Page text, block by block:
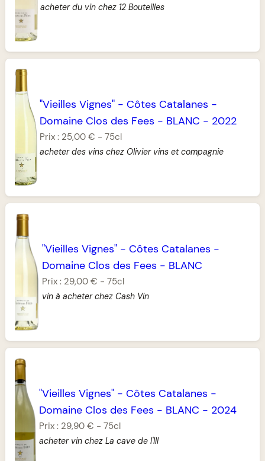
acheter du vin chez 12 Bouteilles
"Vieilles Vignes" - Côtes Catalanes -
Domaine Clos des Fees - BLANC - 2022
Prix : 25,00 € -75cl
acheter des vins chez Olivier vins et compagnie
"Vieilles Vignes" - Côtes Catalanes -
Domaine Clos des Fees - BLANC
Prix : 29,00 € -75cl
vin à acheter chez Cash Vin
"Vieilles Vignes"- Côtes Catalanes -
Domaine Clos des Fees - BLANC - 2024
Prix : 29,90 € - 75cl
acheter vin chez La cave de l'Ill